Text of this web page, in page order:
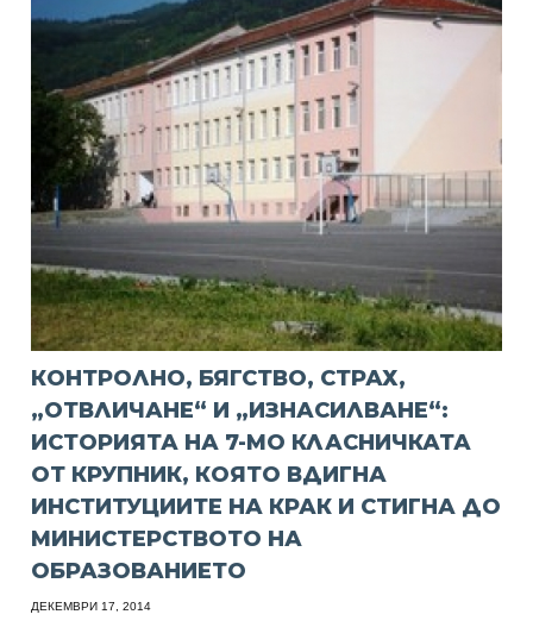
КОНТРОЛНО, БЯГСТВО, СТРАХ,
„ОТВЛИЧАНЕ“ И „ИЗНАСИЛВАНЕ“:
ИСТОРИЯТА НА 7-МО КЛАСНИЧКАТА
ОТ КРУПНИК, КОЯТО ВДИГНА
ИНСТИТУЦИИТЕ НА КРАК И СТИГНА ДО
МИНИСТЕРСТВОТО НА
ОБРАЗОВАНИЕТО
ДЕКЕМВРИ 17, 2014